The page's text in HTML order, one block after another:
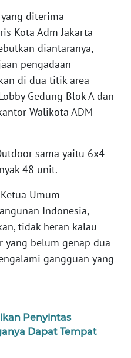
diterima
Kota Adm Jakarta
diantaranya,
pengadaan
di dua titik area
Gedung Blok A dan
Walikota ADM
sama yaitu 6x4
48 unit.
Umum
Indonesia,
tidak heran kalau
yang belum genap dua
gangguan yang
Penyintas
Dapat Tempat